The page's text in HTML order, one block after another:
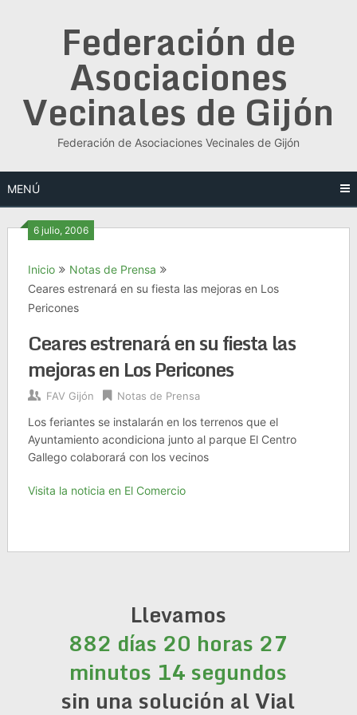
Federación de
Asociaciones
Vecinales de Gijón
Federación de Asociaciones Vecinales de Gijón
MENÚ
6 julio, 2006
Inicio
Notas de Prensa
Ceares estrenará en su fiesta las mejoras en Los
Pericones
Ceares estrenará en su fiesta las
mejoras en Los Pericones
FAV Gijón Notas de Prensa
Los feriantes se instalarán en los terrenos que el
Ayuntamiento acondiciona junto al parque El Centro
Gallego colaborará con los vecinos
Visita la noticia en El Comercio
Llevamos
882 días 20 horas 27
minutos 15 segundos
sin una solución al Vial